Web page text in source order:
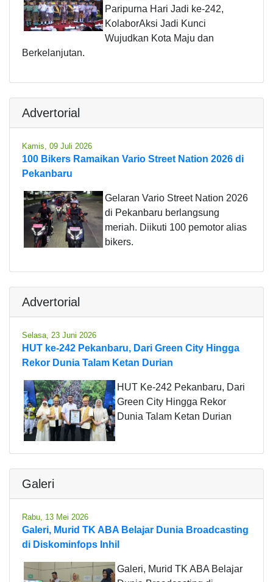
Paripurna Hari Jadi ke-242,
KolaborAksi Jadi Kunci
Wujudkan Kota Maju dan
Berkelanjutan.
Advertorial
Kamis, 09 Juli 2026
100 Bikers Ramaikan Vario Street Nation 2026 di
Pekanbaru
Gelaran Vario Street Nation 2026
di Pekanbaru berlangsung
meriah. Diikuti 100 pemotor alias
bikers.
Advertorial
Selasa, 23 Juni 2026
HUT ke-242 Pekanbaru, Dari Green City Hingga
Rekor Dunia Talam Ketan Durian
HUT Ke-242 Pekanbaru, Dari
Green City Hingga Rekor
Dunia Talam Ketan Durian
Galeri
Rabu, 13 Mei 2026
Galeri, Murid TK ABA Belajar Dunia Broadcasting
di Diskominfops Inhil
Galeri, Murid TK ABA Belajar